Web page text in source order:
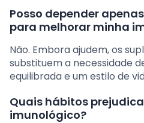
Posso depender
para melhorar minha
Não. Embora ajudem, os
substituem a necessidade
equilibrada e um estilo de
Quais hábitos
imunológico?